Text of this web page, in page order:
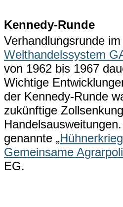
Kennedy-Runde
Verhandlungsrunde im
Welthandelssystem
von 1962 bis 1967
Wichtige
der Kennedy-Runde
zukünftige
genannte „Hühnerkrieg
Gemeinsame
EG.